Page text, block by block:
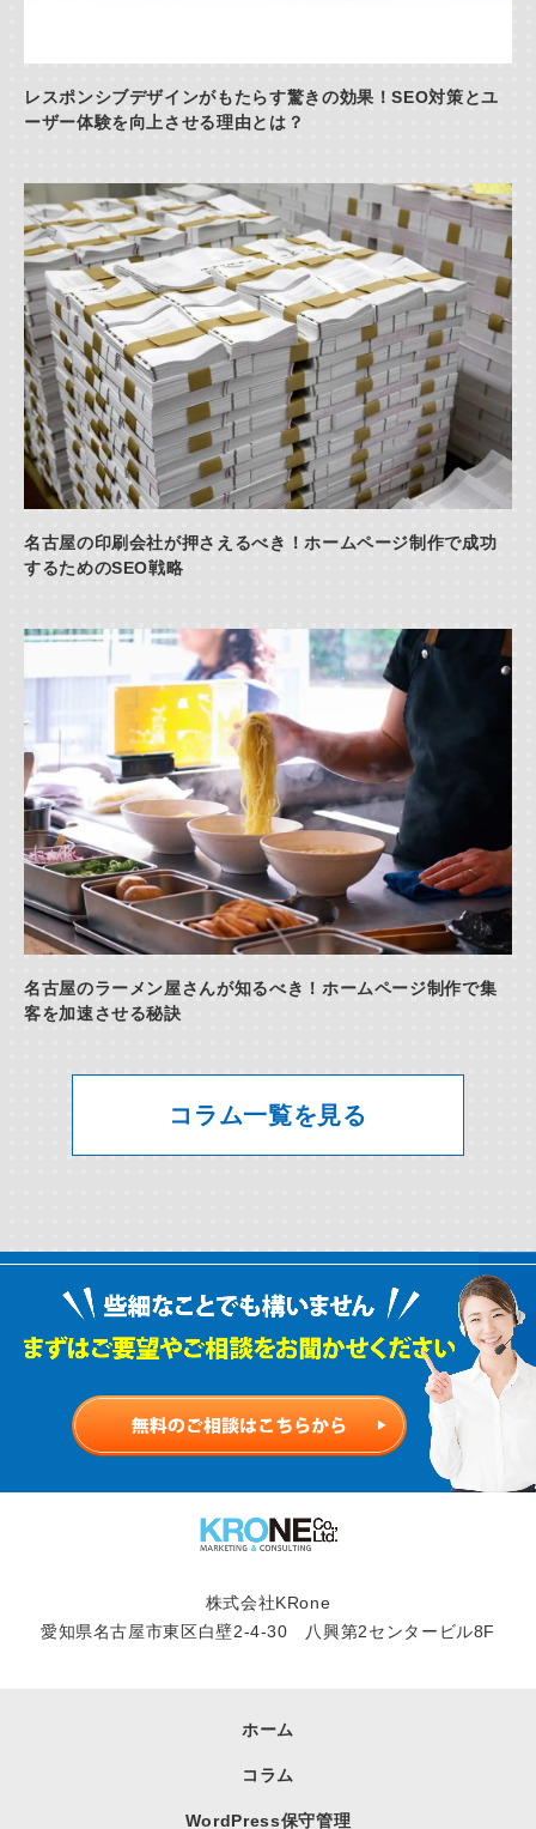
レスポンシブデザインがもたらす驚きの効果！SEO対策とユ
ーザー体験を向上させる理由とは？
名古屋の印刷会社が押さえるべき！ホームページ制作で成功
するためのSEO戦略
名古屋のラーメン屋さんが知るべき！ホームページ制作で集
客を加速させる秘訣
コラム一覧を見る
株式会社KRone
愛知県名古屋市東区白壁2-4-30 八興第2センタービル8F
ホーム
コラム
WordPress保守管理